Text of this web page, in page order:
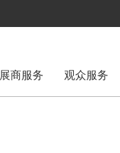
展商服务 观众服务